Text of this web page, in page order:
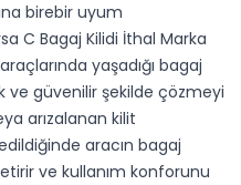
birebir uyum
C Bagaj Kilidi İthal Marka
yaşadığı bagaj
ve güvenilir şekilde çözmeyi
arızalanan kilit
aracın bagaj
ve kullanım konforunu